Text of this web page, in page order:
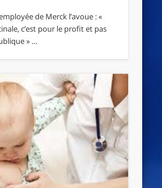
de Merck l’avoue : «
c’est pour le profit et pas
» …